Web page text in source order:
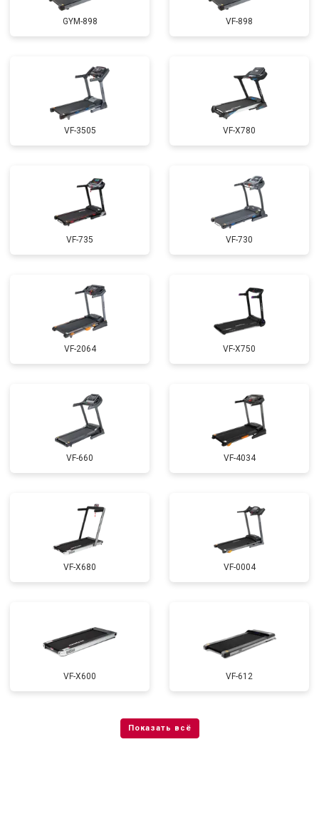
GYM-898 VF-898
VF-3505 VF-X780
VF-735 VF-730
VF-2064 VF-X750
VF-660 VF-4034
VF-X680 VF-0004
VF-X600 VF-612